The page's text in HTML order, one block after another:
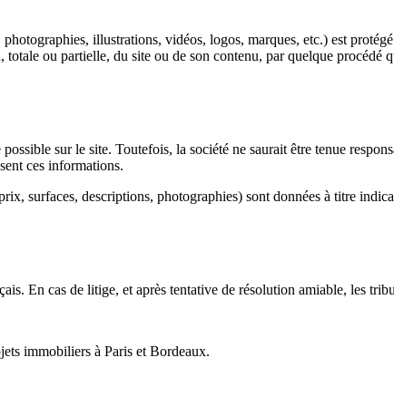
illustrations, vidéos, logos, marques, etc.) est
ou partielle, du site ou de son contenu, par quelque procédé
sur le site. Toutefois, la société ne saurait être tenue
ces informations.
surfaces, descriptions, photographies) sont données à titre
En cas de litige, et après tentative de résolution amiable, les
immobiliers à Paris et Bordeaux.